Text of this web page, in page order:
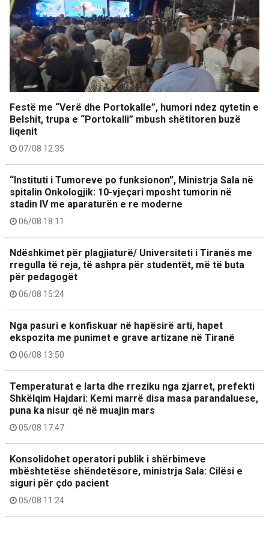
Festë me “Verë dhe Portokalle”, humori ndez qytetin e
Belshit, trupa e “Portokalli” mbush shëtitoren buzë
liqenit
07/08 12:35
“Instituti i Tumoreve po funksionon”, Ministrja Sala në
spitalin Onkologjik: 10-vjeçari mposht tumorin në
stadin IV me aparaturën e re moderne
06/08 18:11
Ndëshkimet për plagjiaturë/ Universiteti i Tiranës me
rregulla të reja, të ashpra për studentët, më të buta
për pedagogët
06/08 15:24
Nga pasuri e konfiskuar në hapësirë arti, hapet
ekspozita me punimet e grave artizane në Tiranë
06/08 13:50
Temperaturat e larta dhe rreziku nga zjarret, prefekti
Shkëlqim Hajdari: Kemi marrë disa masa parandaluese,
puna ka nisur që në muajin mars
05/08 17:47
Konsolidohet operatori publik i shërbimeve
mbështetëse shëndetësore, ministrja Sala: Cilësi e
siguri për çdo pacient
05/08 11:24